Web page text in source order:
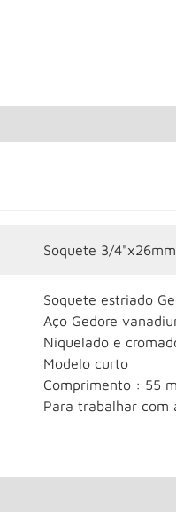
Soquete 3/
Soquete estriado
Aço Gedore
Niquelado e
Modelo curto
Comprimento : 55
Para trabalhar com